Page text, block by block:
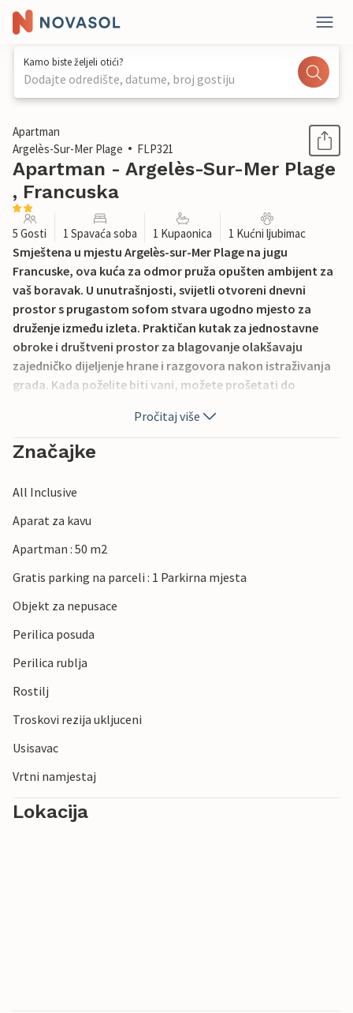
Kamo biste željeli otići?
Dodajte odredište, datume, broj gostiju
1 / 16
Apartman
Argelès-Sur-Mer Plage
FLP321
Apartman - Argelès-Sur-Mer Plage
, Francuska
5 Gosti 1 Spavaća soba 1 Kupaonica 1 Kućni ljubimac
Smještena u mjestu Argelès-sur-Mer Plage na jugu
Francuske, ova kuća za odmor pruža opušten ambijent za
vaš boravak. U unutrašnjosti, svijetli otvoreni dnevni
prostor s prugastom sofom stvara ugodno mjesto za
druženje između izleta. Praktičan kutak za jednostavne
obroke i društveni prostor za blagovanje olakšavaju
zajedničko dijeljenje hrane i razgovora nakon istraživanja
grada. Kada poželite biti vani, možete prošetati do
francuskim obalnim restoranima. Njezin izvrstan položaj u
ovom obalnom gradiću omogućuje vam da uravnotežite
vrijeme provedeno u zatvorenom s satima provedenima uz
Pročitaj više
Značajke
All Inclusive
Aparat za kavu
Apartman : 50 m2
Gratis parking na parceli : 1 Parkirna mjesta
Objekt za nepusace
Perilica posuda
Perilica rublja
Rostilj
Troskovi rezija ukljuceni
Usisavac
Vrtni namjestaj
Lokacija